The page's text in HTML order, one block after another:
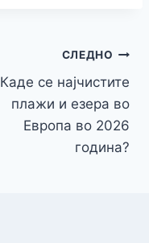
СЛЕДНО
Каде се најчистите
плажи и езера во
Европа во 2026
година?